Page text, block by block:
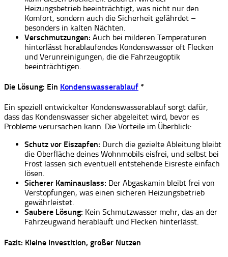
Heizungsbetrieb beeinträchtigt, was nicht nur den
Komfort, sondern auch die Sicherheit gefährdet –
besonders in kalten Nächten.
Verschmutzungen: Auch bei milderen Temperaturen
hinterlässt herablaufendes Kondenswasser oft Flecken
und Verunreinigungen, die die Fahrzeugoptik
beeinträchtigen.
Die Lösung: Ein Kondenswasserablauf *
Ein speziell entwickelter Kondenswasserablauf sorgt dafür,
dass das Kondenswasser sicher abgeleitet wird, bevor es
Probleme verursachen kann. Die Vorteile im Überblick:
Schutz vor Eiszapfen: Durch die gezielte Ableitung bleibt
die Oberfläche deines Wohnmobils eisfrei, und selbst bei
Frost lassen sich eventuell entstehende Eisreste einfach
lösen.
Sicherer Kaminauslass: Der Abgaskamin bleibt frei von
Verstopfungen, was einen sicheren Heizungsbetrieb
gewährleistet.
Saubere Lösung: Kein Schmutzwasser mehr, das an der
Fahrzeugwand herabläuft und Flecken hinterlässt.
Fazit: Kleine Investition, großer Nutzen